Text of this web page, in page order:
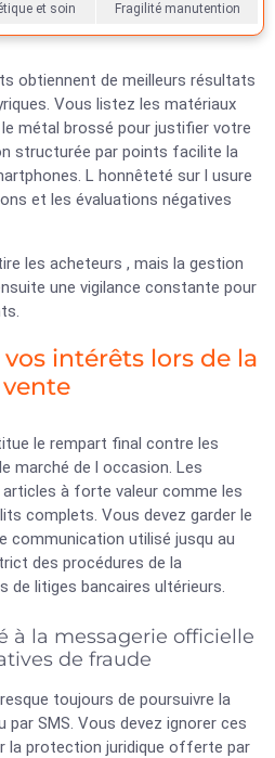
et soin Fragilité manutention
obtiennent de meilleurs résultats
Vous listez les matériaux
métal brossé pour justifier votre
structurée par points facilite la
L honnêteté sur l usure
et les évaluations négatives
les acheteurs , mais la gestion
une vigilance constante pour
intérêts lors de la
le rempart final contre les
marché de l occasion. Les
à forte valeur comme les
complets. Vous devez garder le
communication utilisé jusqu au
des procédures de la
de litiges bancaires ultérieurs.
à la messagerie officielle
de fraude
toujours de poursuivre la
SMS. Vous devez ignorer ces
la protection juridique offerte par